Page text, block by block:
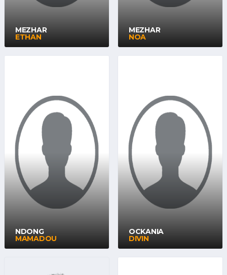
MEZHAR
ETHAN
MEZHAR
NOA
NDONG
MAMADOU
OCKANIA
DIVIN